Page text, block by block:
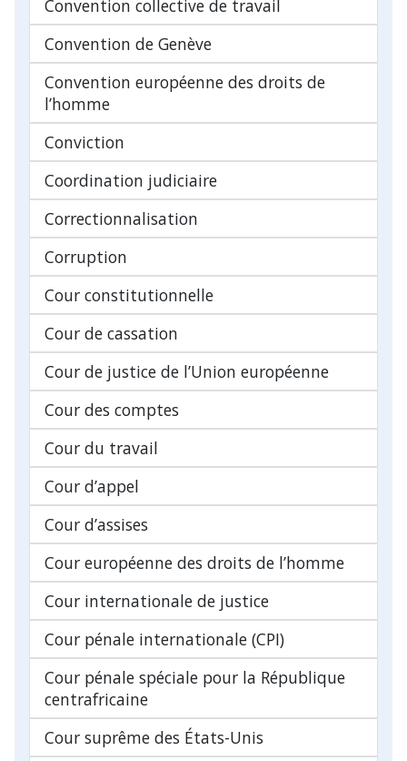
Convention collective de travail
Convention de Genève
Convention européenne des droits de
l’homme
Conviction
Coordination judiciaire
Correctionnalisation
Corruption
Cour constitutionnelle
Cour de cassation
Cour de justice de l’Union européenne
Cour des comptes
Cour du travail
Cour d’appel
Cour d’assises
Cour européenne des droits de l’homme
Cour internationale de justice
Cour pénale internationale (CPI)
Cour pénale spéciale pour la République
centrafricaine
Cour suprême des États-Unis